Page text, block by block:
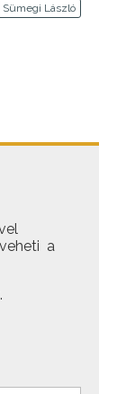
Sümegi László
a